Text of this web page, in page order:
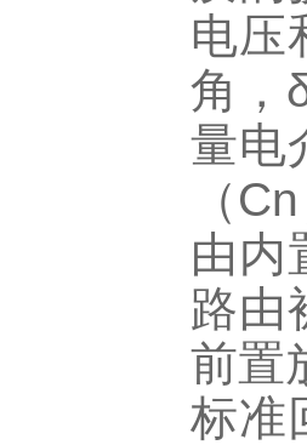
电压
角，
量电
（Cn
由内
路由
前置
标准